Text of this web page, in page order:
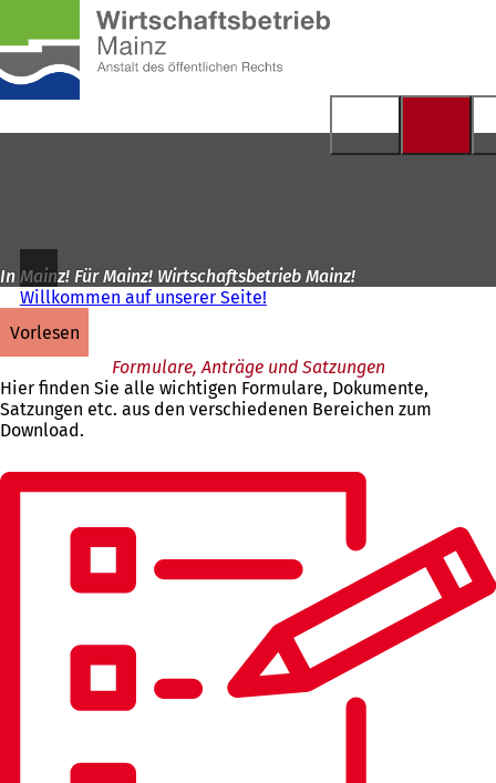
Inhalt anspringen
In Mainz! Für Mainz! Wirtschaftsbetrieb Mainz!
Willkommen auf unserer Seite!
vorlesen
Formulare, Anträge und Satzungen
Hier finden Sie alle wichtigen Formulare, Dokumente,
Satzungen etc. aus den verschiedenen Bereichen zum
Download.